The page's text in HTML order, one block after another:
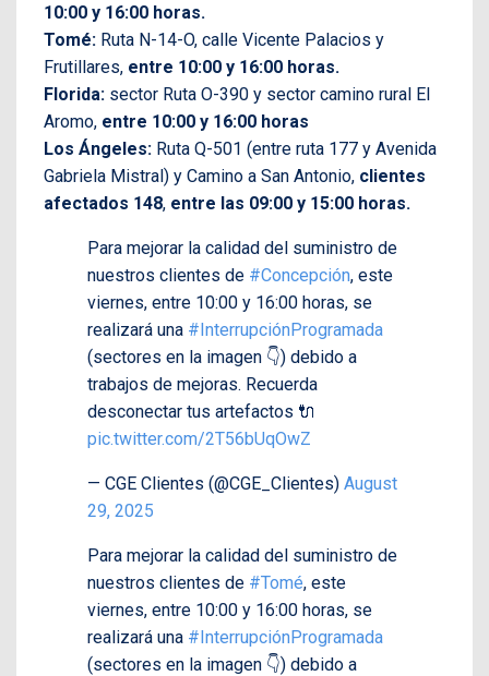
10:00 y 16:00 horas.
Tomé: Ruta N-14-O, calle Vicente Palacios y
Frutillares, entre 10:00 y 16:00 horas.
Florida: sector Ruta O-390 y sector camino rural El
Aromo, entre 10:00 y 16:00 horas
Los Ángeles: Ruta Q-501 (entre ruta 177 y Avenida
Gabriela Mistral) y Camino a San Antonio, clientes
afectados 148, entre las 09:00 y 15:00 horas.
Para mejorar la calidad del suministro de
nuestros clientes de #Concepción, este
viernes, entre 10:00 y 16:00 horas, se
realizará una #InterrupciónProgramada
(sectores en la imagen 👇) debido a
trabajos de mejoras. Recuerda
desconectar tus artefactos 🔌
pic.twitter.com/2T56bUqOwZ
— CGE Clientes (@CGE_Clientes) August
29, 2025
Para mejorar la calidad del suministro de
nuestros clientes de #Tomé, este
viernes, entre 10:00 y 16:00 horas, se
realizará una #InterrupciónProgramada
(sectores en la imagen 👇) debido a